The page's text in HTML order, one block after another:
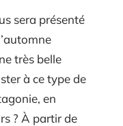
sera présenté
très belle
à ce type de
en
? À partir de